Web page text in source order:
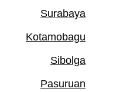
Surabaya
Kotamobagu
Sibolga
Pasuruan